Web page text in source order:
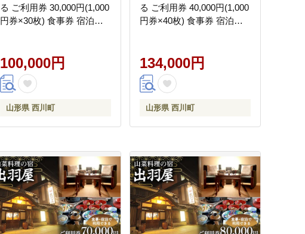
る ご利用券 30,000円(1,000
円券×30枚) 食事券 宿泊券
光 温泉 ホテル 旅館 山菜 料
理 食事 山形県 西川町 月山
100,000円
山形県 西川町
る ご利用券 40,000円(1,000
円券×40枚) 食事券 宿泊券
光 温泉 ホテル 旅館 山菜 料
理 食事 山形県 西川町 月山
134,000円
山形県 西川町